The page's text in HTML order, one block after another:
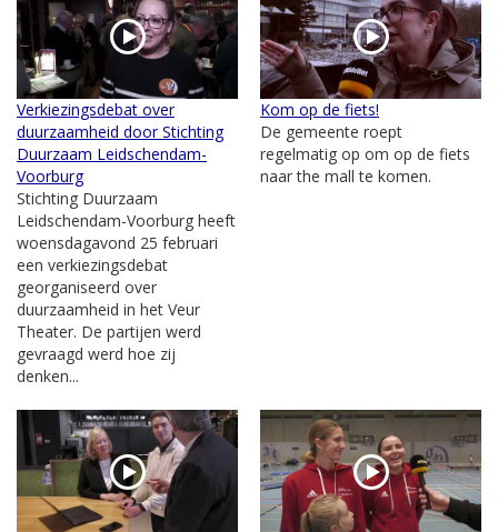
Verkiezingsdebat over
duurzaamheid door Stichting
Duurzaam Leidschendam-
Voorburg
Stichting Duurzaam
Leidschendam-Voorburg heeft
woensdagavond 25 februari
een verkiezingsdebat
georganiseerd over
duurzaamheid in het Veur
Theater. De partijen werd
gevraagd werd hoe zij
denken...
Kom op de fiets!
De gemeente roept
regelmatig op om op de fiets
naar the mall te komen.